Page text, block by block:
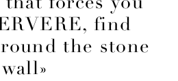
find
the stone
wall»